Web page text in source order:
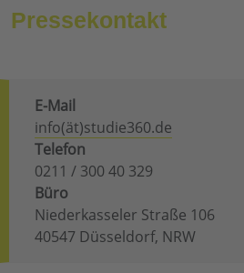
Pressekontakt
E-Mail
info(ät)studie360.de
Telefon
0211 / 300 40 329
Büro
Niederkasseler Straße 106
40547 Düsseldorf, NRW